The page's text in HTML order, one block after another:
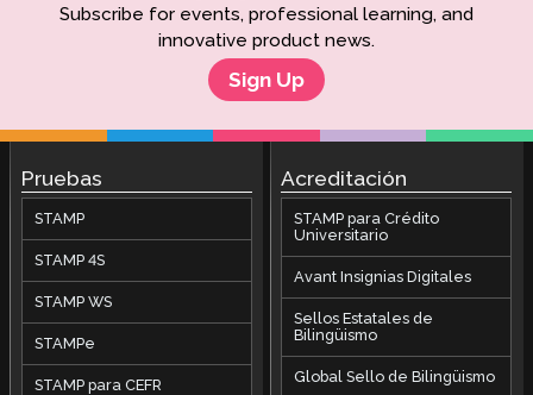
Subscribe for events, professional learning, and
innovative product news.
Sign Up
Pruebas
STAMP
STAMP 4S
STAMP WS
STAMPe
STAMP para CEFR
Acreditación
STAMP para Crédito
Universitario
Avant Insignias Digitales
Sellos Estatales de
Bilingüismo
Global Sello de Bilingüismo